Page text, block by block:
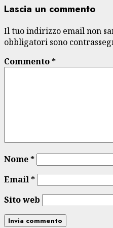
Lascia un commento
Il tuo indirizzo email non
obbligatori sono
Commento*
Nome*
Email*
Sito web